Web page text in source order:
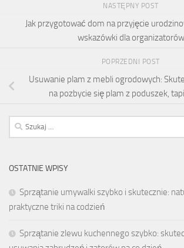
NASTĘPNY POST
Jak przygotować dom na przyjęcie
wskazówki dla
POPRZEDNI POST
Usuwanie plam z mebli ogrodowych:
na pozbycie się plam z poduszek,
Szukaj:
OSTATNIE WPISY
Sprzątanie umywalki szybko i skutecznie:
praktyczne triki na codzień
Sprzątanie zlewu kuchennego szybko: